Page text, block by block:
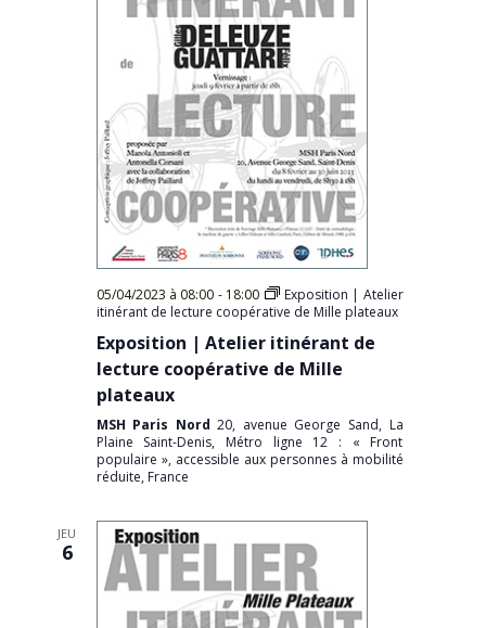
05/04/2023 à 08:00 - 18:00
Exposition | Atelier
itinérant de lecture coopérative de Mille plateaux
Exposition | Atelier itinérant de
lecture coopérative de Mille
plateaux
MSH Paris Nord20, avenue George Sand, La
Plaine Saint-Denis, Métro ligne 12 : « Front
populaire », accessible aux personnes à mobilité
réduite, France
JEU
6